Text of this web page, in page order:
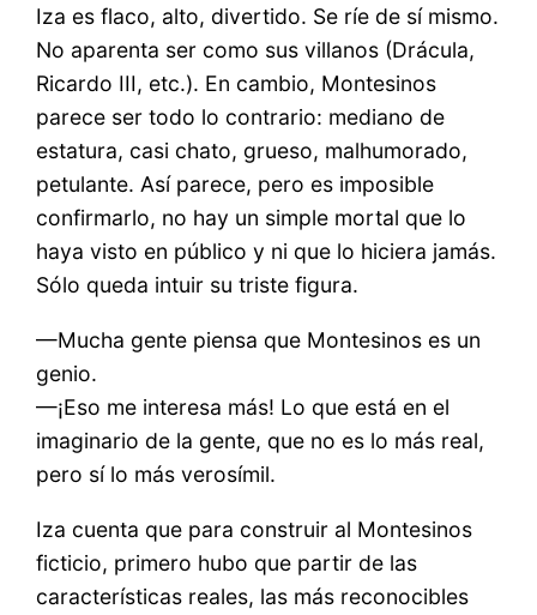
Iza es flaco, alto, divertido. Se ríe de sí mismo.
No aparenta ser como sus villanos (Drácula,
Ricardo III, etc.). En cambio, Montesinos
parece ser todo lo contrario: mediano de
estatura, casi chato, grueso, malhumorado,
petulante. Así parece, pero es imposible
confirmarlo, no hay un simple mortal que lo
haya visto en público y ni que lo hiciera jamás.
Sólo queda intuir su triste figura.
—Mucha gente piensa que Montesinos es un
genio.
—¡Eso me interesa más! Lo que está en el
imaginario de la gente, que no es lo más real,
pero sí lo más verosímil.
Iza cuenta que para construir al Montesinos
ficticio, primero hubo que partir de las
características reales, las más reconocibles